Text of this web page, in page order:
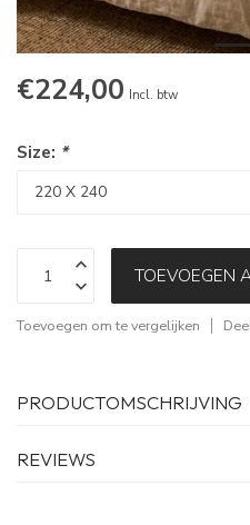
€224,00 Incl. btw
Size: *
TOEVOEGEN
Toevoegen om te vergelijken
PRODUCTOMSCHRIJVING
REVIEWS